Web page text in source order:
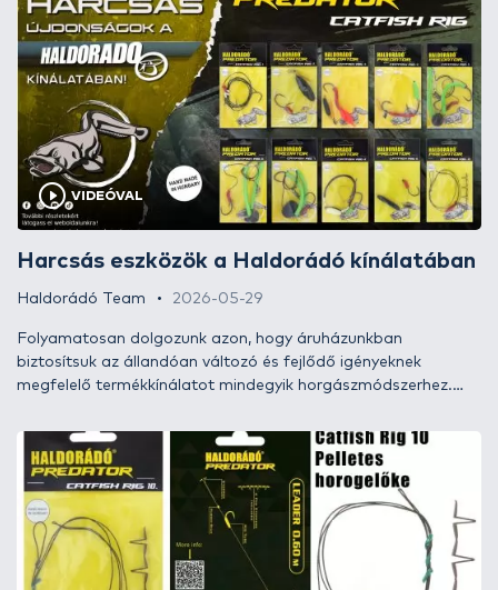
VIDEÓVAL
Harcsás eszközök a Haldorádó kínálatában
Haldorádó Team 2026-05-29
Folyamatosan dolgozunk azon, hogy áruházunkban
biztosítsuk az állandóan változó és fejlődő igényeknek
megfelelő termékkínálatot mindegyik horgászmódszerhez.
rezgőspicces, úszós vagy épp a bojlis nagyponty-horgászatot
fedik le, hanem a különféle ragadozóhalas technikákat is. E
fejlesztésünk keretein belül büszkén mutatjuk most be a
Haldorádó Predator Catfish Rig termékcsaládot!